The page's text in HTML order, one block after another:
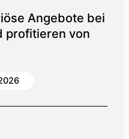
Angebote bei
profitieren von